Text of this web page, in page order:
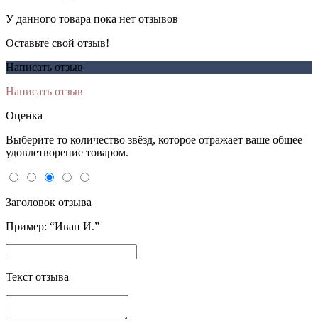
У данного товара пока нет отзывов
Оставьте свой отзыв!
Написать отзыв
Написать отзыв
Оценка
Выберите то количество звёзд, которое отражает ваше общее
удовлетворение товаром.
Заголовок отзыва
Пример: “Иван И.”
Текст отзыва